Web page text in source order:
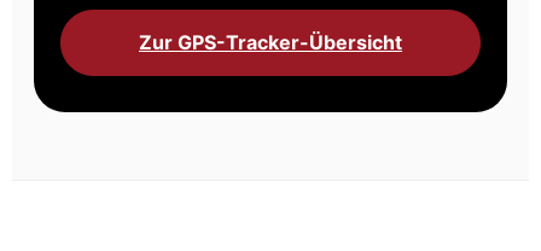
Zur GPS-Tracker-Übersicht